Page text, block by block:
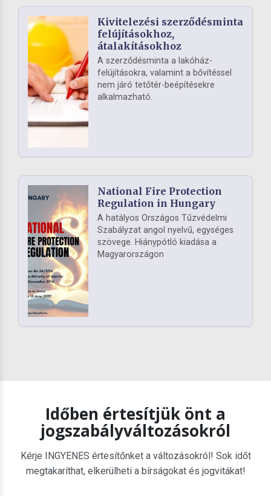
Kivitelezési szerződésminta
felújításokhoz,
átalakításokhoz
A szerződésminta a lakóház-
felújításokra, valamint a bővítéssel
nem járó tetőtér-beépítésekre
alkalmazható.
National Fire Protection
Regulation in Hungary
A hatályos Országos Tűzvédelmi
Szabályzat angol nyelvű, egységes
szövege. Hiánypótló kiadása a
Magyarországon
Időben értesítjük önt a
jogszabályváltozásokról
Kérje INGYENES értesítőnket a változásokról! Sok időt
megtakaríthat, elkerülheti a bírságokat és jogvitákat!